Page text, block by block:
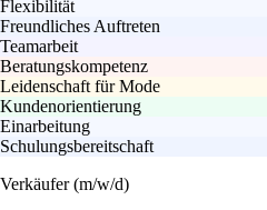
Flexibilität
Freundliches Auftreten
Teamarbeit
Beratungskompetenz
Leidenschaft für Mode
Kundenorientierung
Einarbeitung
Schulungsbereitschaft
Verkäufer (m/w/d)